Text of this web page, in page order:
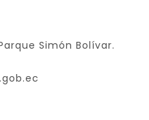
Simón Bolívar.